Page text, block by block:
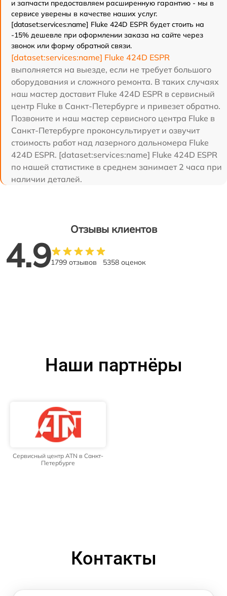
и запчасти предоставляем расширенную гарантию - мы в
сервисе уверены в качестве наших услуг.
[dataset:services:name] Fluke 424D ESPR будет стоить на
-15% дешевле при оформлении заказа на сайте через
звонок или форму обратной связи.
[dataset:services:name] Fluke 424D ESPR
выполняется на выезде, если не требует большого
оборудования и сложного ремонта. В таких случаях
наш мастер доставит Fluke 424D ESPR в сервисный
центр Fluke в Санкт-Петербурге и привезет обратно.
Позвоните и наш мастер сервисного центра Fluke в
Санкт-Петербурге проконсультирует и озвучит
стоимость работ над лазерного дальномера Fluke
424D ESPR. [dataset:services:name] Fluke 424D ESPR
по нашей статистике в среднем занимает 2 часа при
наличии деталей.
Отзывы клиентов
4.91799 отзывов 5358 оценок
Наши партнёры
Сервисный центр ATN в Санкт-
Петербурге
Контакты